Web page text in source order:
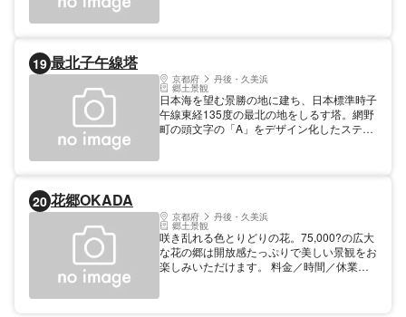
19 最北子午線塔
京都府 丹後・久美浜
郷土景観
日本海を望む景勝の地に建ち、日本標準時子
午線東経135度の最北の地をしるす塔。網野
町の頭文字の「A」をデザイン化したステン
20 花郷OKADA
京都府 丹後・久美浜
郷土景観
咲き乱れる色とりどりの花。75,000?の広大
な花の郷は開放感たっぷりで美しい景観をお
楽しみいただけます。 料金／時間／休業日